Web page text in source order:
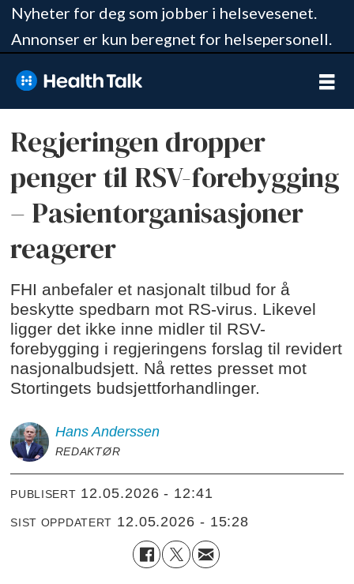
Nyheter for deg som jobber i helsevesenet.
Annonser er kun beregnet for helsepersonell.
Regjeringen dropper
penger til RSV-forebygging
– Pasientorganisasjoner
reagerer
FHI anbefaler et nasjonalt tilbud for å
beskytte spedbarn mot RS-virus. Likevel
ligger det ikke inne midler til RSV-
forebygging i regjeringens forslag til revidert
nasjonalbudsjett. Nå rettes presset mot
Stortingets budsjettforhandlinger.
Hans Anderssen
REDAKTØR
PUBLISERT 12.05.2026 - 12:41
SIST OPPDATERT 12.05.2026 - 15:28